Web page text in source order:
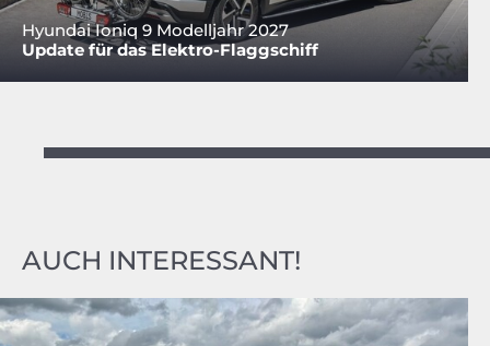
Hyundai Ioniq 9 Modelljahr 2027
Update für das Elektro-Flaggschiff
AUCH INTERESSANT!